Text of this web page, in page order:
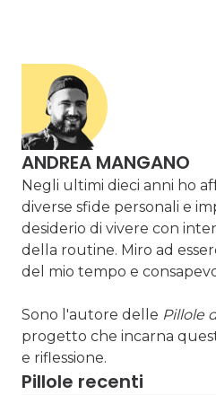
ANDREA MANGANO
Negli ultimi dieci anni ho
diverse sfide personali e
desiderio di vivere con
della routine. Miro ad
del mio tempo e
Sono l'autore delle Pillole
progetto che incarna
e riflessione.
Pillole recenti